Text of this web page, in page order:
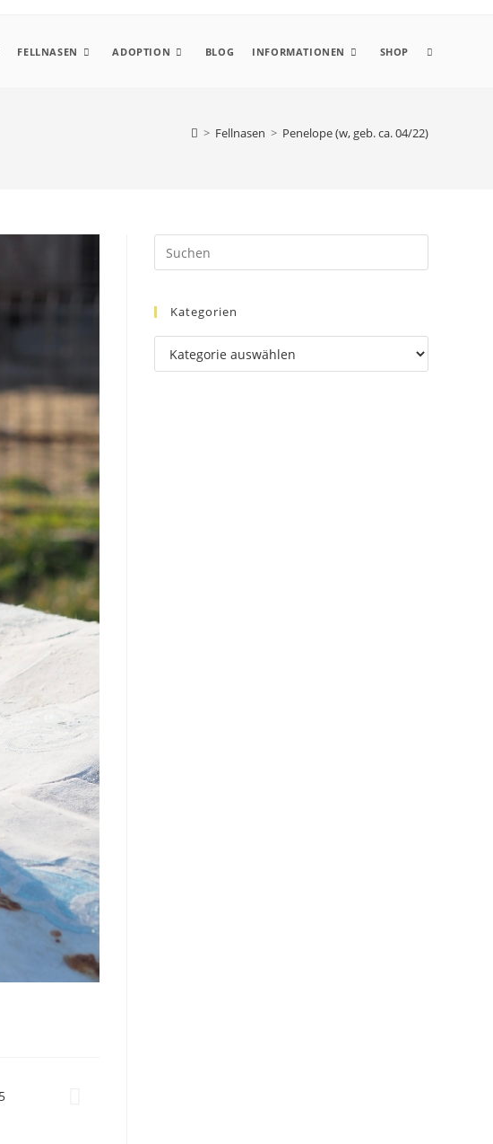
FELLNASEN ADOPTION BLOG INFORMATIONEN SHOP
> Fellnasen > Penelope (w, geb. ca. 04/22)
Kategorien